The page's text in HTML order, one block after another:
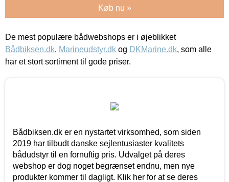
Køb nu »
De mest populære bådwebshops er i øjeblikket
Bådbiksen.dk, Marineudstyr.dk og DKMarine.dk, som alle
har et stort sortiment til gode priser.
Bådbiksen.dk er en nystartet virksomhed, som siden
2019 har tilbudt danske sejlentusiaster kvalitets
bådudstyr til en fornuftig pris. Udvalget på deres
webshop er dog noget begrænset endnu, men nye
produkter kommer til dagligt. Klik her for at se deres